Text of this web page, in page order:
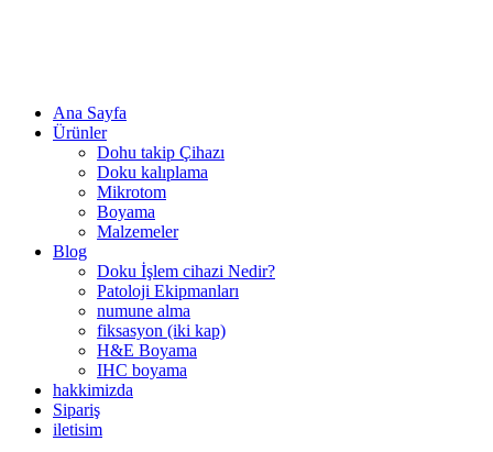
Ana Sayfa
Ürünler
Dohu takip Çihazı
Doku kalıplama
Mikrotom
Boyama
Malzemeler
Blog
Doku İşlem cihazi Nedir?
Patoloji Ekipmanları
numune alma
fiksasyon (iki kap)
H&E Boyama
IHC boyama
hakkimizda
Sipariş
iletisim